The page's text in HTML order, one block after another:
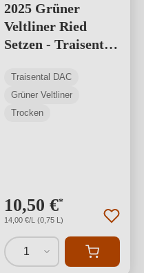
2025 Grüner
Veltliner Ried
Setzen - Traisental
Traisental DAC
Grüner Veltliner
Trocken
10,50 €*
14,00 €/L (0,75 L)
1